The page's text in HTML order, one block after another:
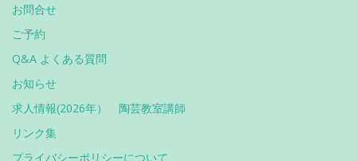
お問合せ
ご予約
Q&A よくある質問
お知らせ
求人情報(2026年） 陶芸教室講師
リンク集
プライバシーポリシーについて